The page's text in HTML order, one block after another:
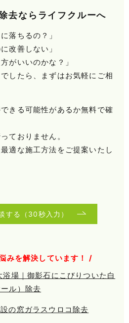
除去ならライフクルーへ
落ちるの？」
改善しない」
がいいのかな？」
したら、まずはお気軽にご相
きる可能性があるか無料で確
ておりません。
適な施工方法をご提案いたし
する（30秒入力）
みを解決しています！ /
場｜御影石にこびりついた白
ル）除去
の窓ガラスウロコ除去